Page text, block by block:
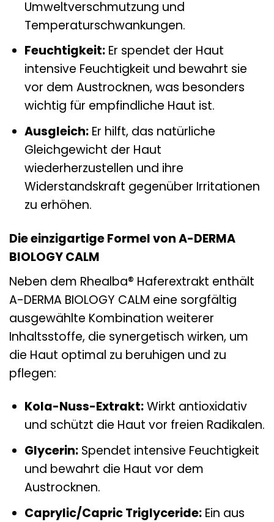
Umweltverschmutzung und
Temperaturschwankungen.
Feuchtigkeit:Er spendet der Haut
intensive Feuchtigkeit und bewahrt sie
vor dem Austrocknen, was besonders
wichtig für empfindliche Haut ist.
Ausgleich:Er hilft, das natürliche
Gleichgewicht der Haut
wiederherzustellen und ihre
Widerstandskraft gegenüber Irritationen
zu erhöhen.
Die einzigartige Formel von A-DERMA
BIOLOGY CALM
Neben dem Rhealba® Haferextrakt enthält
A-DERMA BIOLOGY CALM eine sorgfältig
ausgewählte Kombination weiterer
Inhaltsstoffe, die synergetisch wirken, um
die Haut optimal zu beruhigen und zu
pflegen:
Kola-Nuss-Extrakt:Wirkt antioxidativ
und schützt die Haut vor freien Radikalen.
Glycerin:Spendet intensive Feuchtigkeit
und bewahrt die Haut vor dem
Austrocknen.
Caprylic/Capric Triglyceride:Ein aus